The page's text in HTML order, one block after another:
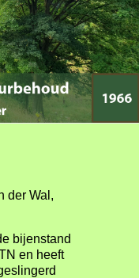
der Wal,
bijenstand
en heeft